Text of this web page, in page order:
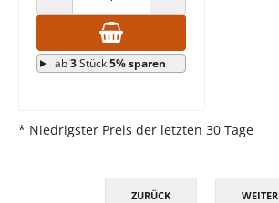
ANZAHL VERRINGERN ANZAHL ERHÖHEN
ab3Stück5% sparen
* Niedrigster Preis der letzten 30 Tage
ZURÜCK WEITER